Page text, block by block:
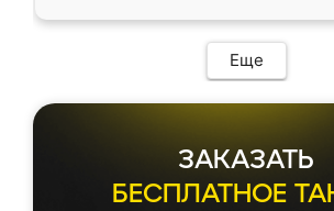
Еще
ЗАКАЗАТЬ
БЕСПЛАТНОЕ